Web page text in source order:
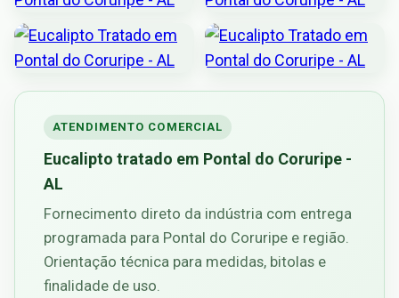
ATENDIMENTO COMERCIAL
Eucalipto tratado em Pontal do Coruripe -
AL
Fornecimento direto da indústria com entrega
programada para Pontal do Coruripe e região.
Orientação técnica para medidas, bitolas e
finalidade de uso.